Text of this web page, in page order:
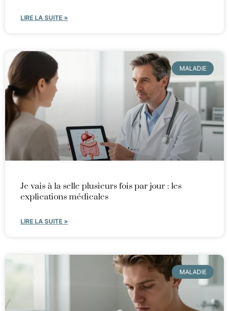
LIRE LA SUITE »
MALADIE
Je vais à la selle plusieurs fois par jour : les
explications médicales
LIRE LA SUITE »
MALADIE